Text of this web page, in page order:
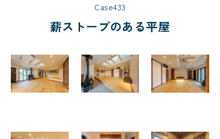
Case433
薪ストーブのある平屋